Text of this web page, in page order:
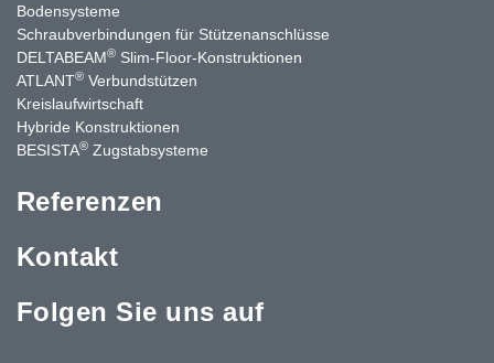
Bodensysteme
Schraubverbindungen für Stützen­anschlüsse
DELTABEAM® Slim-Floor-Konstruktionen
ATLANT® Verbundstützen
Kreislaufwirtschaft
Hybride Konstruktionen
BESISTA® Zugstabsysteme
Referenzen
Kontakt
Folgen Sie uns auf